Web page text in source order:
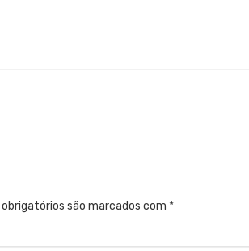
são marcados com *